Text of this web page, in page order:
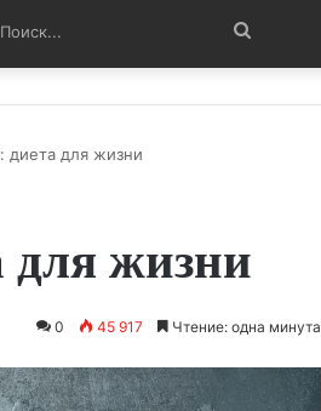
Поиск...
диета для жизни
для жизни
0 45 917 Чтение: одна минута